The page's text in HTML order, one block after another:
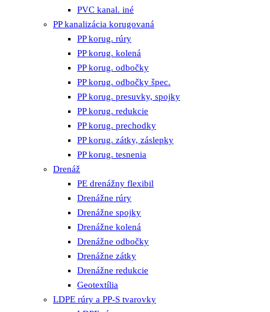
PVC kanal. iné
PP kanalizácia korugovaná
PP korug. rúry
PP korug. kolená
PP korug. odbočky
PP korug. odbočky špec.
PP korug. presuvky, spojky
PP korug. redukcie
PP korug. prechodky
PP korug. zátky, záslepky
PP korug. tesnenia
Drenáž
PE drenážny flexibil
Drenážne rúry
Drenážne spojky
Drenážne kolená
Drenážne odbočky
Drenážne zátky
Drenážne redukcie
Geotextília
LDPE rúry a PP-S tvarovky